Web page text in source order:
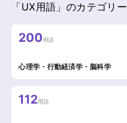
「UX用語」のカテゴリー
200用語
心理学・行動経済学・脳科学
112用語